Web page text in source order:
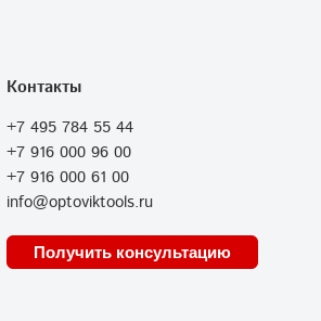
Контакты
+7 495 784 55 44
+7 916 000 96 00
+7 916 000 61 00
info@optoviktools.ru
Получить консультацию